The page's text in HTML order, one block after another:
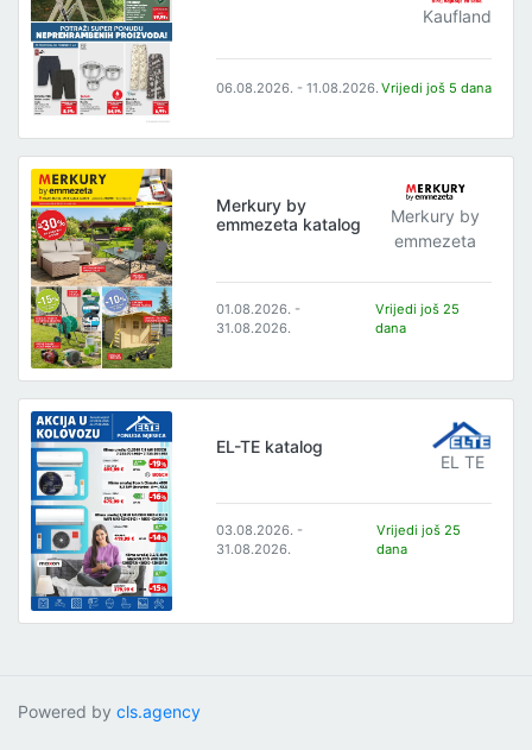
Kaufland
06.08.2026. - 11.08.2026. Vrijedi još 5 dana
Merkury by
emmezeta katalog
Merkury by
emmezeta
01.08.2026. -
31.08.2026.
Vrijedi još 25
dana
EL-TE katalog
EL TE
03.08.2026. -
31.08.2026.
Vrijedi još 25
dana
Powered by cls.agency